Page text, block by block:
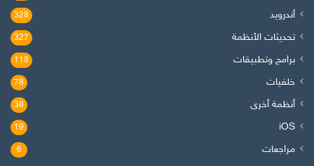
أندرويد 328
تحديثات الأنظمة 327
برامج وتطبيقات 118
خلفيات 78
أنظمة أخرى 38
iOS
19
مراجعات 6